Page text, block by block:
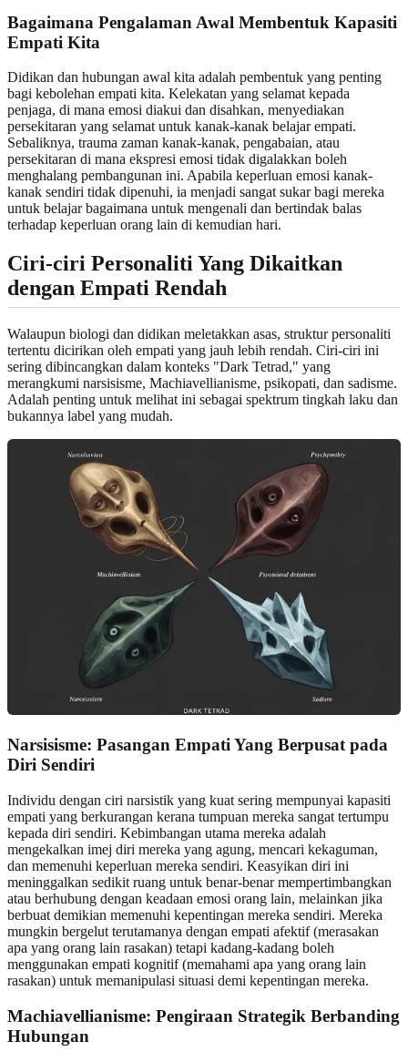
Bagaimana Pengalaman Awal Membentuk Kapasiti
Empati Kita
Didikan dan hubungan awal kita adalah pembentuk yang penting
bagi kebolehan empati kita. Kelekatan yang selamat kepada
penjaga, di mana emosi diakui dan disahkan, menyediakan
persekitaran yang selamat untuk kanak-kanak belajar empati.
Sebaliknya, trauma zaman kanak-kanak, pengabaian, atau
persekitaran di mana ekspresi emosi tidak digalakkan boleh
menghalang pembangunan ini. Apabila keperluan emosi kanak-
kanak sendiri tidak dipenuhi, ia menjadi sangat sukar bagi mereka
untuk belajar bagaimana untuk mengenali dan bertindak balas
terhadap keperluan orang lain di kemudian hari.
Ciri-ciri Personaliti Yang Dikaitkan
dengan Empati Rendah
Walaupun biologi dan didikan meletakkan asas, struktur personaliti
tertentu dicirikan oleh empati yang jauh lebih rendah. Ciri-ciri ini
sering dibincangkan dalam konteks "Dark Tetrad," yang
merangkumi narsisisme, Machiavellianisme, psikopati, dan sadisme.
Adalah penting untuk melihat ini sebagai spektrum tingkah laku dan
bukannya label yang mudah.
Narsisisme: Pasangan Empati Yang Berpusat pada
Diri Sendiri
Individu dengan ciri narsistik yang kuat sering mempunyai kapasiti
empati yang berkurangan kerana tumpuan mereka sangat tertumpu
kepada diri sendiri. Kebimbangan utama mereka adalah
mengekalkan imej diri mereka yang agung, mencari kekaguman,
dan memenuhi keperluan mereka sendiri. Keasyikan diri ini
meninggalkan sedikit ruang untuk benar-benar mempertimbangkan
atau berhubung dengan keadaan emosi orang lain, melainkan jika
berbuat demikian memenuhi kepentingan mereka sendiri. Mereka
mungkin bergelut terutamanya dengan empati afektif (merasakan
apa yang orang lain rasakan) tetapi kadang-kadang boleh
menggunakan empati kognitif (memahami apa yang orang lain
rasakan) untuk memanipulasi situasi demi kepentingan mereka.
Machiavellianisme: Pengiraan Strategik Berbanding
Hubungan